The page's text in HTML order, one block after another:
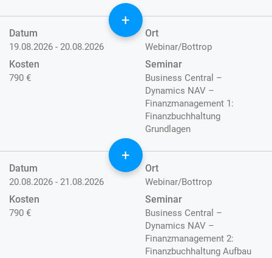
+
Datum
19.08.2026 - 20.08.2026
Ort
Webinar/Bottrop
Kosten
790 €
Seminar
Business Central –
Dynamics NAV –
Finanzmanagement 1:
Finanzbuchhaltung
Grundlagen
+
Datum
20.08.2026 - 21.08.2026
Ort
Webinar/Bottrop
Kosten
790 €
Seminar
Business Central –
Dynamics NAV –
Finanzmanagement 2:
Finanzbuchhaltung Aufbau